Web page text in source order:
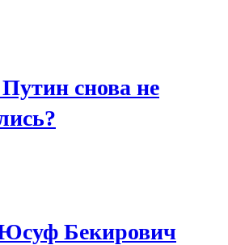
снова не
Бекирович